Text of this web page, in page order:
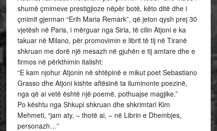
shumë çmimeve prestigjioze nëpër botë, këto ditë dhe i
çmimit gjerman “Erih Maria Remark”, që jeton qysh prej 30
vjetësh në Paris, i mërguar nga Siria, të cilin Atjoni e ka
takuar në Milano, për promovimin e librit të tij në Tiranë
shkruan me dorë një mesazh në gjuhën e tij amtare dhe e
firmos në përkthimin italisht:
“E kam njohur Atjonin në shtëpinë e mikut poet Sebastiano
Grasso dhe Atjoni kishte aftësinë ta iluminonte poezinë,
nga që ai vetë është një poemë, pothuajse magjike.”
Po kështu nga Shkupi shkruan dhe shkrimtari Kim
Mehmeti, “jam aty, – thotë ai, – në Librin e Dhembjes,
personazh…”